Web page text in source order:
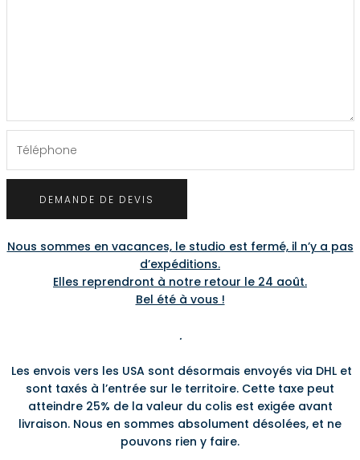
Nous sommes en vacances, le studio est fermé, il n’y a pas
d’expéditions.
Elles reprendront à notre retour le 24 août.
Bel été à vous !
.
Les envois vers les USA sont désormais envoyés via DHL et
sont taxés à l’entrée sur le territoire. Cette taxe peut
atteindre 25% de la valeur du colis est exigée avant
livraison. Nous en sommes absolument désolées, et ne
pouvons rien y faire.